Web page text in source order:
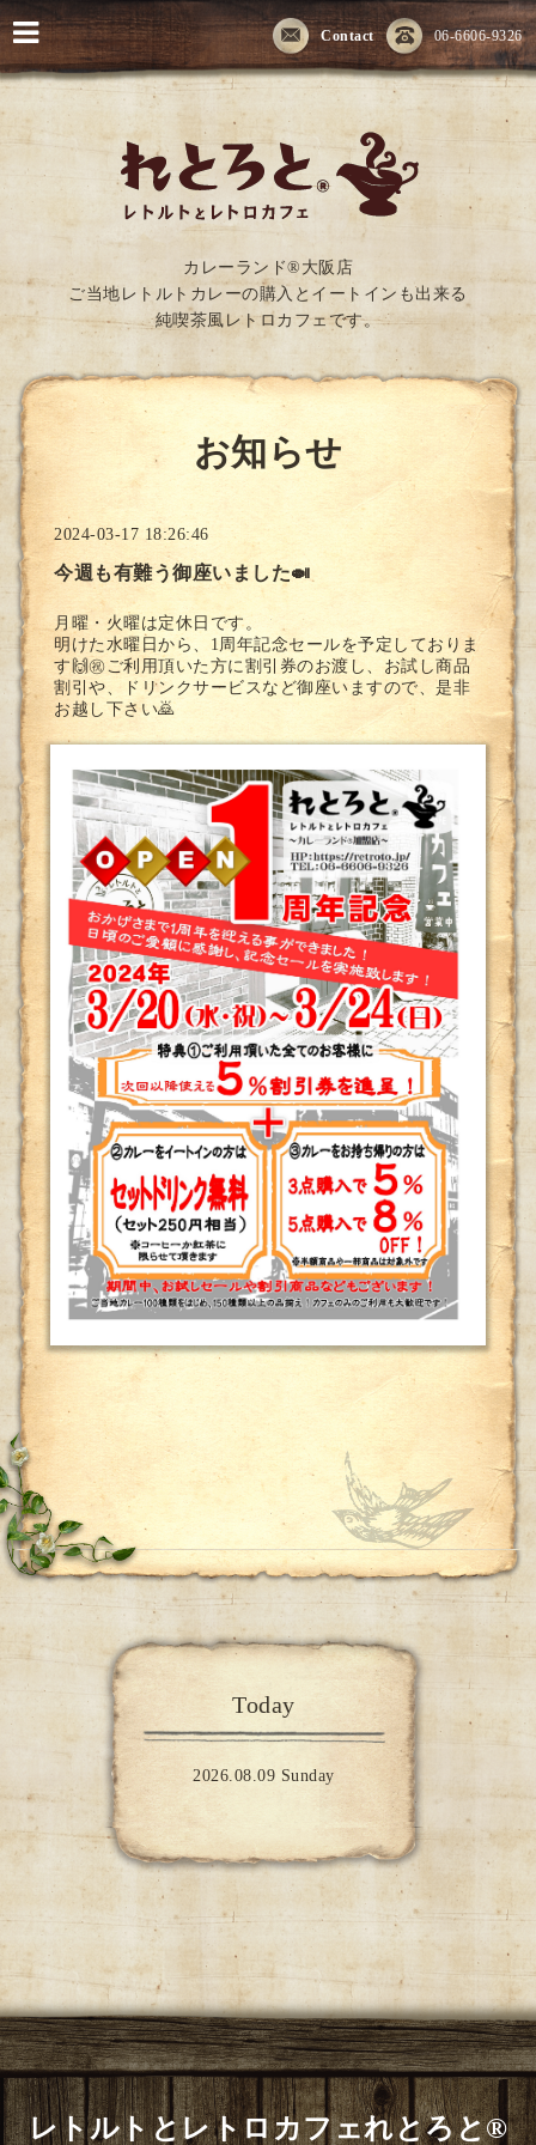
06-6606-9326
Contact
カレーランド®大阪店
ご当地レトルトカレーの購入とイートインも出来る
純喫茶風レトロカフェです。
お知らせ
2024-03-17 18:26:46
今週も有難う御座いました🍛
月曜・火曜は定休日です。
明けた水曜日から、1周年記念セールを予定しておりま
す🙌㊗️ご利用頂いた方に割引券のお渡し、お試し商品
割引や、ドリンクサービスなど御座いますので、是非
お越し下さい🙇
Today
2026.08.09 Sunday
レトルトとレトロカフェれとろと®